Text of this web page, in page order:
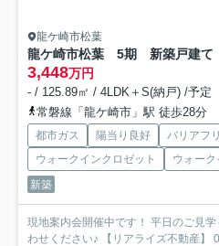
龍ケ崎市松葉
龍ケ崎市松葉 5期 新築戸建て
3,448万円
- / 125.89㎡ / 4LDK＋S(納戸) /予定
常磐線「龍ケ崎市」駅 徒歩28分
都市ガス 陽当り良好 バリアフ
ウォークインクロゼット
ウォーク
新築
現地案内会開催中です！ 平日のご見
わせください♪ 【リアライズ不動